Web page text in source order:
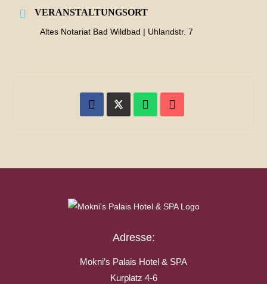
VERANSTALTUNGSORT
Altes Notariat Bad Wildbad | Uhlandstr. 7
Adresse:
Mokni’s Palais Hotel & SPA
Kurplatz 4-6